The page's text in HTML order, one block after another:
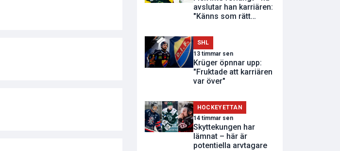
avslutar han karriären:
"Känns som rätt
SHL
13 timmar sen
Krüger öpnnar upp:
"Fruktade att karriären
var över"
HOCKEYETTAN
14 timmar sen
Skyttekungen har
lämnat – här är
potentiella arvtagare